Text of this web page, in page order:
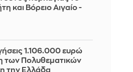
και Βόρειο Αιγαίο -
1.106.000 ευρώ
των Πολυθεματικών
την Ελλάδα